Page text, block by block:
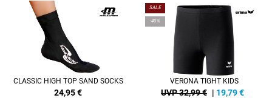
CLASSIC HIGH TOP SAND SOCKS
24,95€
SALE
-40%
VERONA TIGHT KIDS
UVP 32,99 € | 19,79€